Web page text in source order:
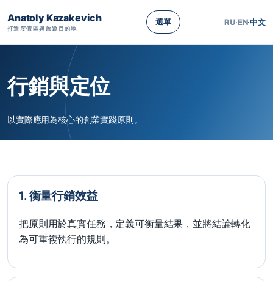
Anatoly Kazakevich
打造度假區與旅遊目的地
選單 RU·EN·中文
行銷與定位
以實際應用為核心的創業實踐原則。
1. 衡量行銷效益
把原則用於真實任務，定義可衡量結果，並將結論轉化
為可重複執行的規則。